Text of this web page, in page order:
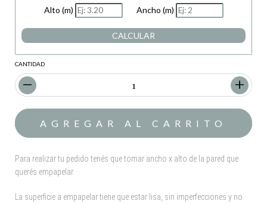
Alto (m) Ancho (m)
CALCULAR
CANTIDAD
Para realizar tu pedido tenés que tomar ancho x alto de la pared que
querés empapelar.
La superficie a empapelar tiene que estar lisa, sin imperfecciones y no